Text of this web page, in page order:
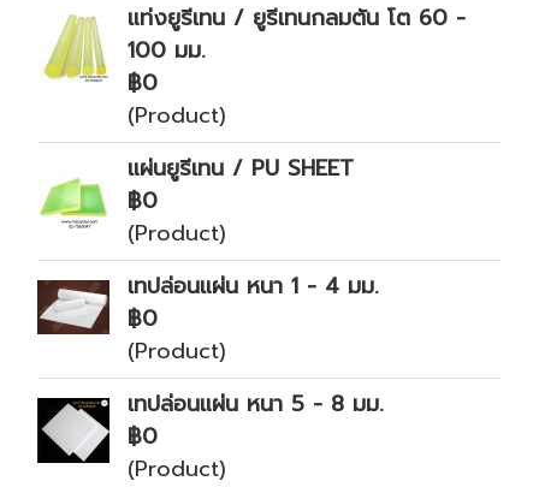
แท่งยูรีเทน / ยูรีเทนกลมตัน โต 60 -
100 มม.
฿0
(Product)
แผ่นยูรีเทน / PU SHEET
฿0
(Product)
เทปล่อนแผ่น หนา 1 - 4 มม.
฿0
(Product)
เทปล่อนแผ่น หนา 5 - 8 มม.
฿0
(Product)